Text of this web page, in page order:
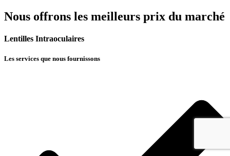
Nous offrons les meilleurs prix du marché
Lentilles Intraoculaires
Les services que nous fournissons